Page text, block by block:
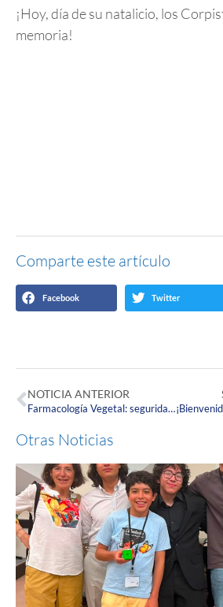
¡Hoy, día de su natalicio, los
memoria!
Comparte este artículo
Facebook Twitter
NOTICIA ANTERIOR
Farmacología Vegetal: seguridad y eficacia en medicamentos vegetales.
Otras Noticias